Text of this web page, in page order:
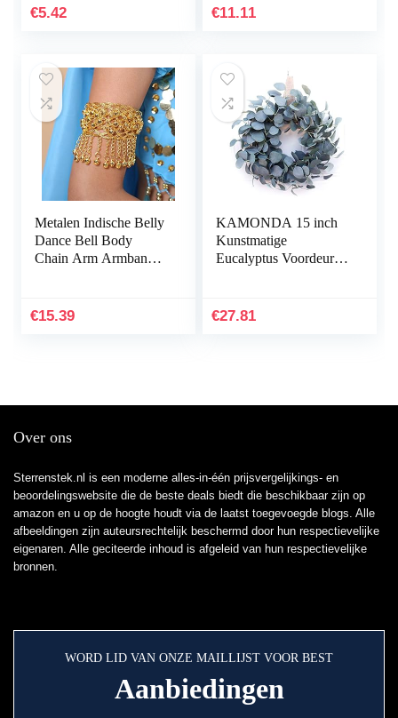
wei xSport/Honor…
€5.42
armbanden
€11.11
Metalen Indische Belly
Dance Bell Body
Chain Arm Armband
Kwastje Bovenketen
€15.39
KAMONDA 15 inch
Kunstmatige
Eucalyptus Voordeur
Outdoor Home Wall
€27.81
Over ons
Sterrenstek.nl is een moderne alles-in-één prijsvergelijkings- en
beoordelingswebsite die de beste deals biedt die beschikbaar zijn op
amazon en u op de hoogte houdt via de laatst toegevoegde blogs. Alle
afbeeldingen zijn auteursrechtelijk beschermd door hun respectievelijke
eigenaren. Alle geciteerde inhoud is afgeleid van hun respectievelijke
bronnen.
WORD LID VAN ONZE MAILLIJST VOOR BEST
Aanbiedingen